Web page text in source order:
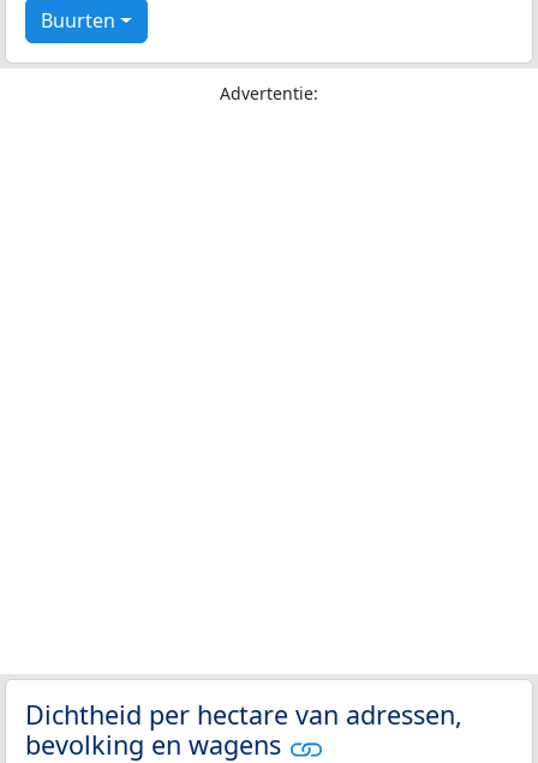
Buurten
Advertentie:
Dichtheid per hectare van adressen,
bevolking en wagens